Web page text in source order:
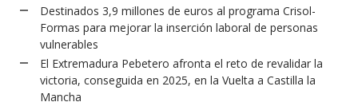
Destinados 3,9 millones de euros al programa Crisol-
Formas para mejorar la inserción laboral de personas
vulnerables
El Extremadura Pebetero afronta el reto de revalidar la
victoria, conseguida en 2025, en la Vuelta a Castilla la
Mancha